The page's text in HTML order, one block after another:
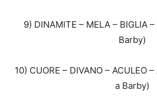
9) DINAMITE – MELA – BIGLIA
Barby)
10) CUORE – DIVANO – ACULEO
a Barby)